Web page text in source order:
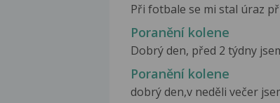
Při fotbale se mi stal úraz
Poranění kolene
Dobrý den, před 2 týdny
Poranění kolene
dobrý den,v neděli večer